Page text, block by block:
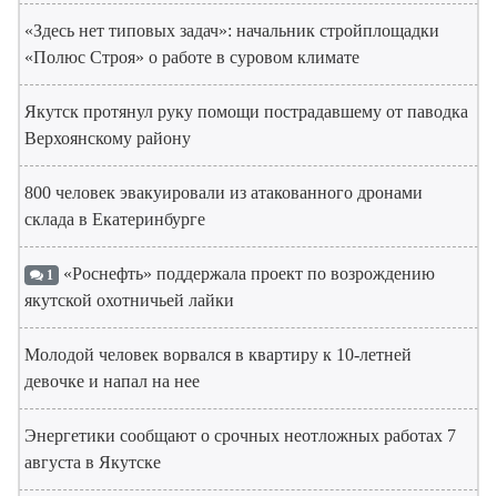
«Здесь нет типовых задач»: начальник стройплощадки
«Полюс Строя» о работе в суровом климате
Якутск протянул руку помощи пострадавшему от паводка
Верхоянскому району
800 человек эвакуировали из атакованного дронами
склада в Екатеринбурге
1 «Роснефть» поддержала проект по возрождению
якутской охотничьей лайки
Молодой человек ворвался в квартиру к 10-летней
девочке и напал на нее
Энергетики сообщают о срочных неотложных работах 7
августа в Якутске